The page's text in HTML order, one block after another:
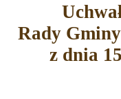
Rady
z dnia